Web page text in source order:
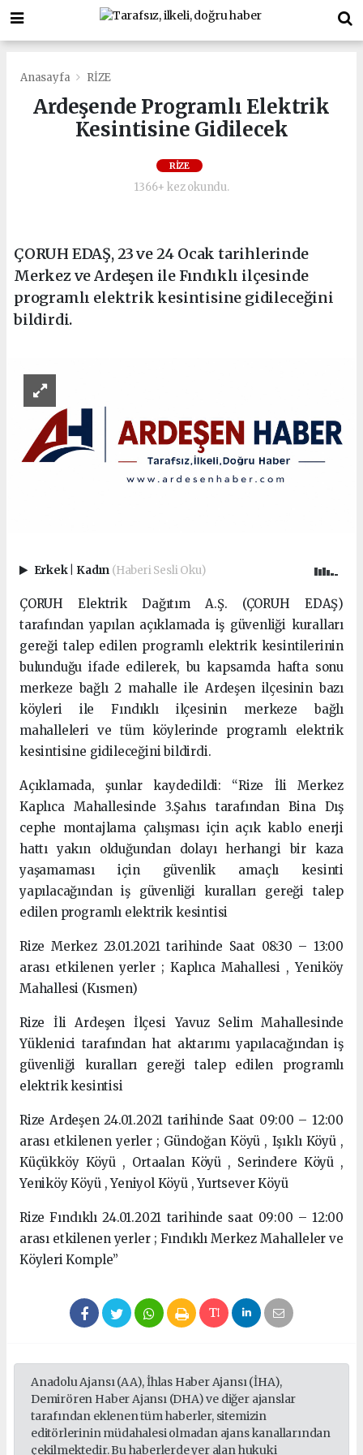
Anasayfa RİZE
Ardeşende Programlı Elektrik
Kesintisine Gidilecek
RİZE
1366+ kez okundu.
ÇORUH EDAŞ, 23 ve 24 Ocak tarihlerinde
Merkez ve Ardeşen ile Fındıklı ilçesinde
programlı elektrik kesintisine gidileceğini
bildirdi.
Erkek Kadın (Haberi Sesli Oku)
ÇORUH Elektrik Dağıtım A.Ş. (ÇORUH EDAŞ)
tarafından yapılan açıklamada iş güvenliği kuralları
gereği talep edilen programlı elektrik kesintilerinin
bulunduğu ifade edilerek, bu kapsamda hafta sonu
merkeze bağlı 2 mahalle ile Ardeşen ilçesinin bazı
köyleri ile Fındıklı ilçesinin merkeze bağlı
mahalleleri ve tüm köylerinde programlı elektrik
kesintisine gidileceğini bildirdi.
Açıklamada, şunlar kaydedildi: “Rize İli Merkez
Kaplıca Mahallesinde 3.Şahıs tarafından Bina Dış
cephe montajlama çalışması için açık kablo enerji
hattı yakın olduğundan dolayı herhangi bir kaza
yaşamaması için güvenlik amaçlı kesinti
yapılacağından iş güvenliği kuralları gereği talep
edilen programlı elektrik kesintisi
Rize Merkez 23.01.2021 tarihinde Saat 08:30 – 13:00
arası etkilenen yerler ; Kaplıca Mahallesi , Yeniköy
Mahallesi (Kısmen)
Rize İli Ardeşen İlçesi Yavuz Selim Mahallesinde
Yüklenici tarafından hat aktarımı yapılacağından iş
güvenliği kuralları gereği talep edilen programlı
elektrik kesintisi
Rize Ardeşen 24.01.2021 tarihinde Saat 09:00 – 12:00
arası etkilenen yerler ; Gündoğan Köyü , Işıklı Köyü ,
Küçükköy Köyü , Ortaalan Köyü , Serindere Köyü ,
Yeniköy Köyü , Yeniyol Köyü , Yurtsever Köyü
Rize Fındıklı 24.01.2021 tarihinde saat 09:00 – 12:00
arası etkilenen yerler ; Fındıklı Merkez Mahalleler ve
Köyleri Komple”
Anadolu Ajansı (AA), İhlas Haber Ajansı (İHA),
Demirören Haber Ajansı (DHA) ve diğer ajanslar
tarafından eklenen tüm haberler, sitemizin
editörlerinin müdahalesi olmadan ajans kanallarından
çekilmektedir. Bu haberlerde yer alan hukuki